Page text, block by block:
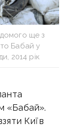
ще з
Бабай у
2014 рік
«Бабай».
Київ